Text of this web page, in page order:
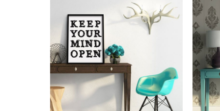
wiele
wariantów.
można
wybrać
stronie
produktu